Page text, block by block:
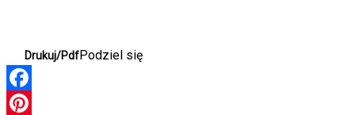
Drukuj/PdfPodziel się
Facebook